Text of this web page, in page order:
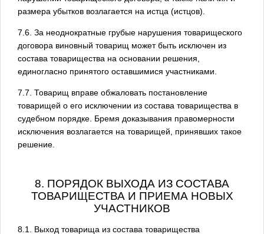
размера убытков возлагается на истца (истцов).
7.6. За неоднократные грубые нарушения товарищеского
договора виновный товарищ может быть исключен из
состава товарищества на основании решения,
единогласно принятого оставшимися участниками.
7.7. Товарищ вправе обжаловать постановление
товарищей о его исключении из состава товарищества в
судебном порядке. Бремя доказывания правомерности
исключения возлагается на товарищей, принявших такое
решение.
8. ПОРЯДОК ВЫХОДА ИЗ СОСТАВА
ТОВАРИЩЕСТВА И ПРИЕМА НОВЫХ
УЧАСТНИКОВ
8.1. Выход товарища из состава товарищества